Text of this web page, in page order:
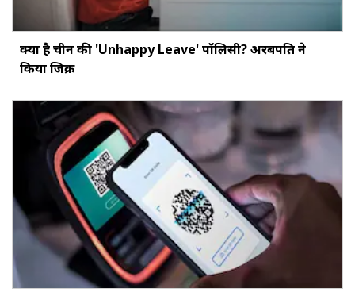
क्या है चीन की 'Unhappy Leave' पॉलिसी? अरबपति ने
किया जिक्र